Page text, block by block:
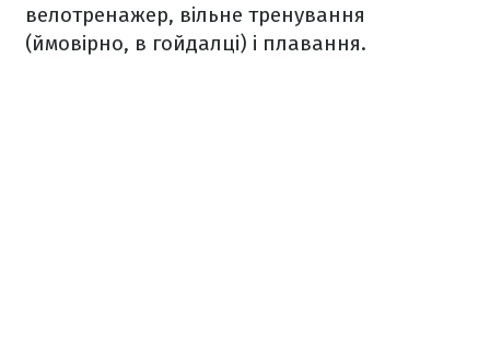
велотренажер, вільне тренування
(ймовірно, в гойдалці) і плавання.